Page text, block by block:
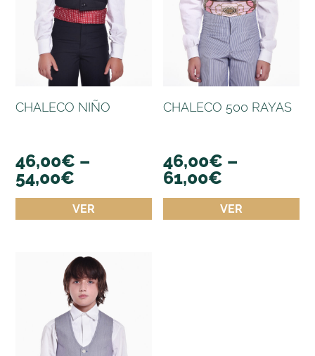
CHALECO NIÑO
46,00€ –
54,00€
VER
CHALECO 500 RAYAS
46,00€ –
61,00€
VER